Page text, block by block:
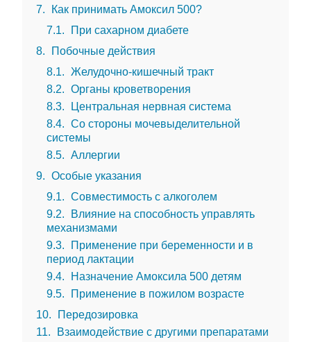
7
Как принимать Амоксил 500?
7.1
При сахарном диабете
8
Побочные действия
8.1
Желудочно-кишечный тракт
8.2
Органы кроветворения
8.3
Центральная нервная система
8.4
Со стороны мочевыделительной
системы
8.5
Аллергии
9
Особые указания
9.1
Совместимость с алкоголем
9.2
Влияние на способность управлять
механизмами
9.3
Применение при беременности и в
период лактации
9.4
Назначение Амоксила 500 детям
9.5
Применение в пожилом возрасте
10
Передозировка
11
Взаимодействие с другими препаратами